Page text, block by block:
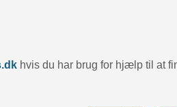
hvis du har brug for hjælp til at